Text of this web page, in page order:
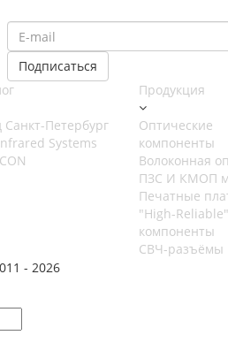
Санкт-Петербург
Systems
Продукция
Оптические
компоненты
Волоконная
ПЗС И КМОП
Печатные
"High-Reliable"
компоненты
СВЧ-разъёмы
- 2026